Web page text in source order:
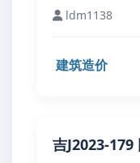
ldm1138
建筑造价
吉J2023-